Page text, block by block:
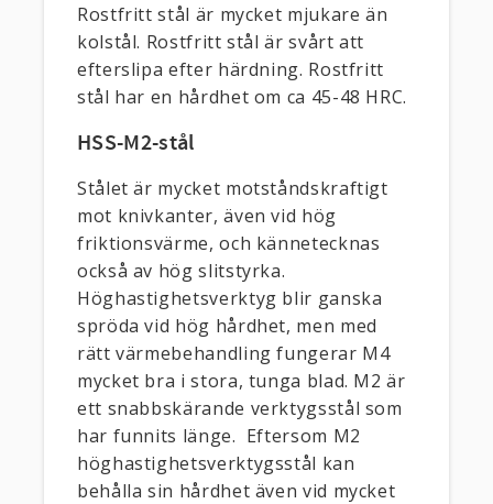
Rostfritt stål är mycket mjukare än
kolstål. Rostfritt stål är svårt att
efterslipa efter härdning. Rostfritt
stål har en hårdhet om ca 45-48 HRC.
HSS-M2-stål
Stålet är mycket motståndskraftigt
mot knivkanter, även vid hög
friktionsvärme, och kännetecknas
också av hög slitstyrka.
Höghastighetsverktyg blir ganska
spröda vid hög hårdhet, men med
rätt värmebehandling fungerar M4
mycket bra i stora, tunga blad. M2 är
ett snabbskärande verktygsstål som
har funnits länge. Eftersom M2
höghastighetsverktygsstål kan
behålla sin hårdhet även vid mycket